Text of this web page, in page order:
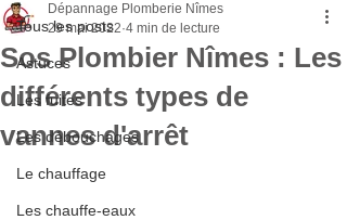
Tous les posts
Astuces
Les fuites
Les débouchages
Le chauffage
Les chauffe-eaux
Sos Plombier Nîmes : Les
différents types de
vannes d'arrêt
Dépannage Plomberie Nîmes
29 mai 2022 4 min de lecture